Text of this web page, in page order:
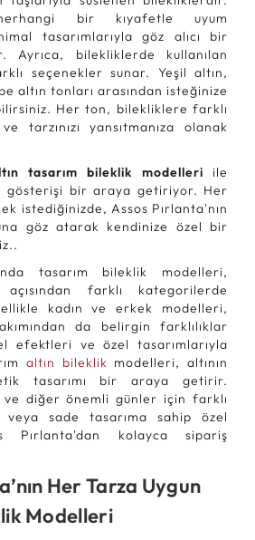
bir kıyafetle uyum
tasarımlarıyla göz alıcı bir
Ayrıca, bilekliklerde kullanılan
seçenekler sunar. Yeşil altın,
altın tonları arasından isteğinize
Her ton, bilekliklere farklı
tarzınızı yansıtmanıza olanak
tasarım bileklik modelleri ile
gösterişi bir araya getiriyor. Her
istediğinizde, Assos Pırlanta'nın
göz atarak kendinize özel bir
tasarım bileklik modelleri,
farklı kategorilerde
kadın ve erkek modelleri,
da belirgin farklılıklar
efektleri ve özel tasarımlarıyla
altın bileklik modelleri, altının
tasarımı bir araya getirir.
ve diğer önemli günler için farklı
veya sade tasarıma sahip özel
Pırlanta'dan kolayca sipariş
Her Tarza Uygun
Modelleri